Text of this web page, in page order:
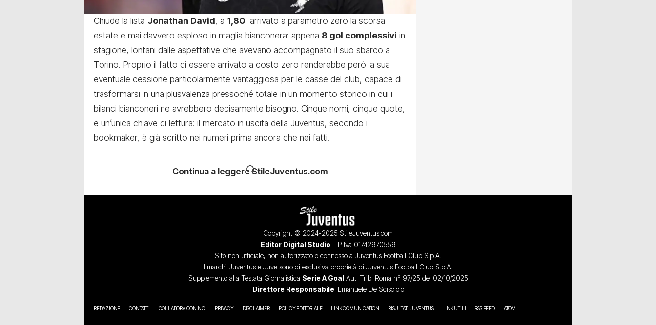
Chiude la lista Jonathan David, a 1,80, arrivato a parametro zero la scorsa
estate e mai davvero esploso in maglia bianconera: appena 8 gol complessivi in
stagione, lontani dalle aspettative che avevano accompagnato il suo sbarco a
Torino. Proprio il fatto di essere arrivato a costo zero renderebbe però la sua
eventuale cessione particolarmente vantaggiosa per le casse del club, capace di
trasformarsi in una plusvalenza pressoché totale in un momento storico in cui i
bilanci bianconeri ne avrebbero decisamente bisogno. Cinque nomi, cinque quote,
e un’unica chiave di lettura: il mercato in uscita della Juventus, secondo i
bookmaker, è già scritto nei numeri prima ancora che nei fatti.
Continua a leggere StileJuventus.com
Copyright © 2024-2025 StileJuventus.com
Editor Digital Studio – P.Iva 01742970559
Sito non ufficiale, non autorizzato o connesso a Juventus Football Club S.p.A.
I marchi Juventus e Juve sono di esclusiva proprietà di Juventus Football Club S.p.A.
Supplemento alla Testata Giornalistica Serie A GoalAut. Trib. Roma n° 97/25 del 02/10/2025
Direttore Responsabile: Emanuele De Scisciolo
REDAZIONE CONTATTI COLLABORA CON NOI PRIVACY DISCLAIMER POLICY EDITORIALE LINK COMUNICATION RISULTATI JUVENTUS LINK UTILI RSS FEED ATOM